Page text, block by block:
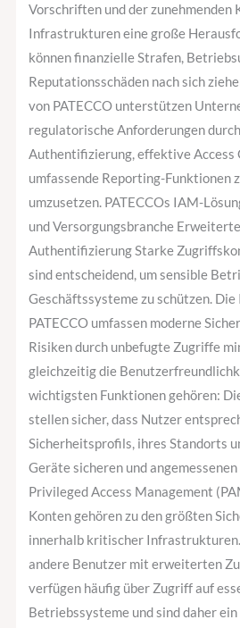
Vorschriften und der
Infrastrukturen eine große
können finanzielle Strafen,
Reputationsschäden nach sich
von PATECCO unterstützen
regulatorische Anforderungen
Authentifizierung, effektive Access
umfassende Reporting-Funktionen
umzusetzen. PATECCOs IAM-
und Versorgungsbranche
Authentifizierung Starke
sind entscheidend, um sensible
Geschäftssysteme zu schützen.
PATECCO umfassen moderne
Risiken durch unbefugte Zugriffe
gleichzeitig die
wichtigsten Funktionen gehören:
stellen sicher, dass Nutzer
Sicherheitsprofils, ihres Standorts
Geräte sicheren und
Privileged Access Management
Konten gehören zu den größten
innerhalb kritischer
andere Benutzer mit erweiterten
verfügen häufig über Zugriff auf
Betriebssysteme und sind daher